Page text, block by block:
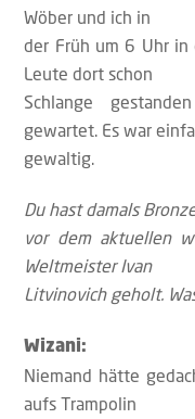
Wöber und ich in
der Früh um 6 Uhr in
Leute dort schon
Schlange
gewartet. Es war
gewaltig.
Du hast damals
vor dem aktuellen
Weltmeister Ivan
Litvinovich geholt.
Wizani:
Niemand hätte
aufs Trampolin